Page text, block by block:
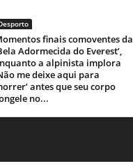
finais comoventes da
Adormecida do Everest’,
a alpinista implora
me deixe aqui para
antes que seu corpo
no...